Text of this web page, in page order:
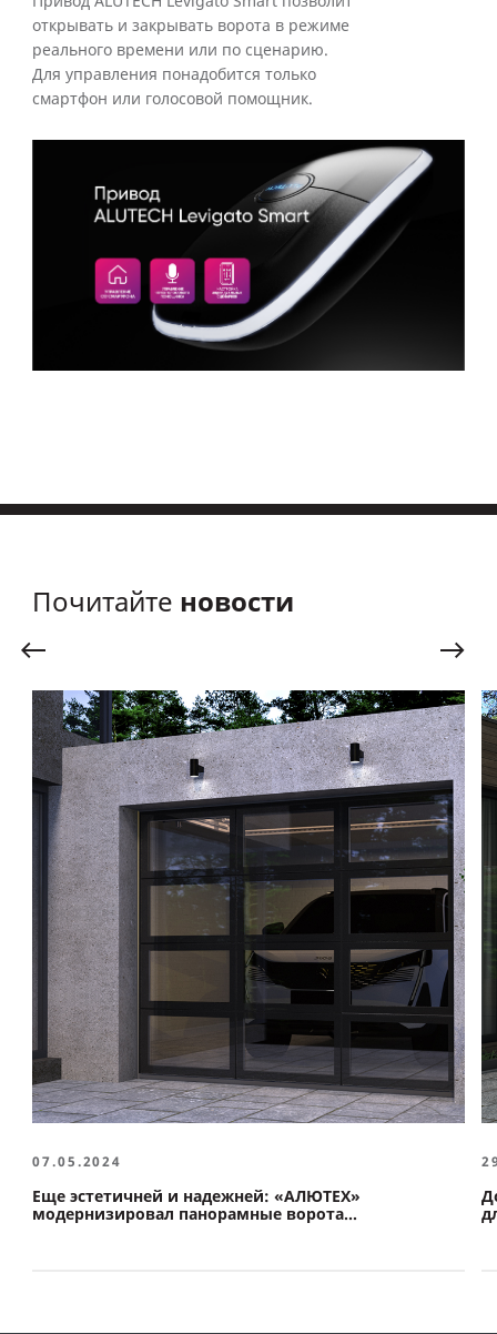
открывать и закрывать ворота в режиме
реального времени или по сценарию.
Для управления понадобится только
смартфон или голосовой помощник.
Почитайте новости
07.05.2024
Еще эстетичней и надежней: «АЛЮТЕХ»
модернизировал панорамные ворота